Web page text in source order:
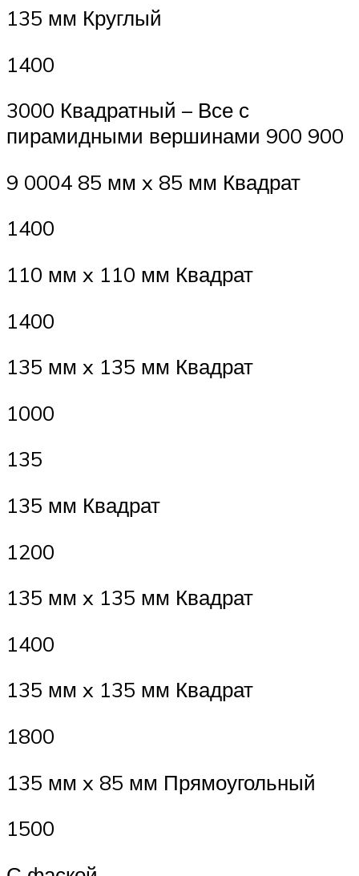
135 мм Круглый
1400
3000 Квадратный – Все с
пирамидными вершинами 900 900
9 0004 85 мм x 85 мм Квадрат
1400
110 мм x 110 мм Квадрат
1400
135 мм x 135 мм Квадрат
1000
135
135 мм Квадрат
1200
135 мм x 135 мм Квадрат
1400
135 мм x 135 мм Квадрат
1800
135 мм x 85 мм Прямоугольный
1500